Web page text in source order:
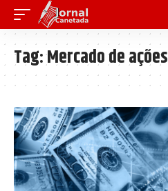
Tag:Mercado de ações